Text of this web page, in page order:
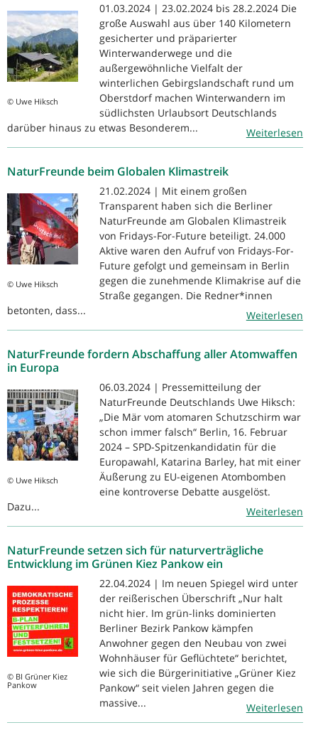
© Uwe Hiksch
01.03.2024 | 23.02.2024 bis 28.2.2024 Die
große Auswahl aus über 140 Kilometern
gesicherter und präparierter
Winterwanderwege und die
außergewöhnliche Vielfalt der
winterlichen Gebirgslandschaft rund um
Oberstdorf machen Winterwandern im
südlichsten Urlaubsort Deutschlands
darüber hinaus zu etwas Besonderem...
Weiterlesen
NaturFreunde beim Globalen Klimastreik
© Uwe Hiksch
21.02.2024 | Mit einem großen
Transparent haben sich die Berliner
NaturFreunde am Globalen Klimastreik
von Fridays-For-Future beteiligt. 24.000
Aktive waren den Aufruf von Fridays-For-
Future gefolgt und gemeinsam in Berlin
gegen die zunehmende Klimakrise auf die
Straße gegangen. Die Redner*innen
betonten, dass...
Weiterlesen
NaturFreunde fordern Abschaffung aller Atomwaffen
in Europa
© Uwe Hiksch
06.03.2024 | Pressemitteilung der
NaturFreunde Deutschlands Uwe Hiksch:
„Die Mär vom atomaren Schutzschirm war
schon immer falsch“ Berlin, 16. Februar
2024 – SPD-Spitzenkandidatin für die
Europawahl, Katarina Barley, hat mit einer
Äußerung zu EU-eigenen Atombomben
eine kontroverse Debatte ausgelöst.
Dazu...
Weiterlesen
NaturFreunde setzen sich für naturverträgliche
Entwicklung im Grünen Kiez Pankow ein
© BI Grüner Kiez
Pankow
22.04.2024 | Im neuen Spiegel wird unter
der reißerischen Überschrift „Nur halt
nicht hier. Im grün-links dominierten
Berliner Bezirk Pankow kämpfen
Anwohner gegen den Neubau von zwei
Wohnhäuser für Geflüchtete“ berichtet,
wie sich die Bürgerinitiative „Grüner Kiez
Pankow“ seit vielen Jahren gegen die
massive...
Weiterlesen